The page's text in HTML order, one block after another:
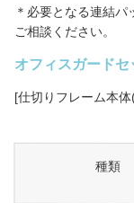
＊必要となる連結パ
ご相談ください。
オフィスガードセ
[仕切りフレーム本
種類